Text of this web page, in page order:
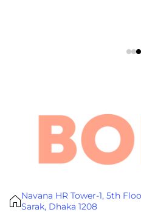
Navana HR Tower-1, 5th
Sarak, Dhaka 1208